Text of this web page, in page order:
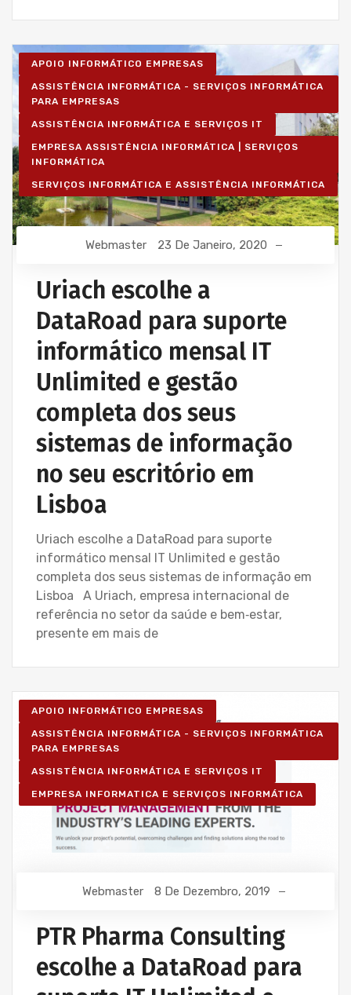
APOIO INFORMÁTICO EMPRESAS
ASSISTÊNCIA INFORMÁTICA - SERVIÇOS INFORMÁTICA
PARA EMPRESAS
ASSISTÊNCIA INFORMÁTICA E SERVIÇOS IT
EMPRESA ASSISTÊNCIA INFORMÁTICA | SERVIÇOS
INFORMÁTICA
SERVIÇOS INFORMÁTICA E ASSISTÊNCIA INFORMÁTICA
Webmaster 23 De Janeiro, 2020
Uriach escolhe a
DataRoad para suporte
informático mensal IT
Unlimited e gestão
completa dos seus
sistemas de informação
no seu escritório em
Lisboa
Uriach escolhe a DataRoad para suporte
informático mensal IT Unlimited e gestão
completa dos seus sistemas de informação em
Lisboa A Uriach, empresa internacional de
referência no setor da saúde e bem‑estar,
presente em mais de
APOIO INFORMÁTICO EMPRESAS
ASSISTÊNCIA INFORMÁTICA - SERVIÇOS INFORMÁTICA
PARA EMPRESAS
ASSISTÊNCIA INFORMÁTICA E SERVIÇOS IT
EMPRESA INFORMATICA E SERVIÇOS INFORMÁTICA
Webmaster 8 De Dezembro, 2019
PTR Pharma Consulting
escolhe a DataRoad para